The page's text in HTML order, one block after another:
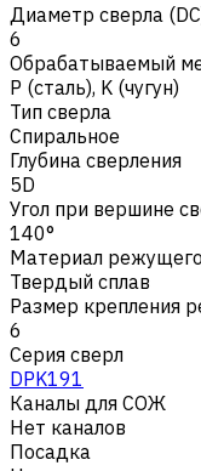
Диаметр сверла
6
Обрабатываемый
Р (сталь), K (чугун)
Тип сверла
Спиральное
Глубина сверления
5D
Угол при вершине
140°
Материал
Твердый сплав
Размер крепления
6
Серия сверл
DPK191
Каналы для СОЖ
Нет каналов
Посадка